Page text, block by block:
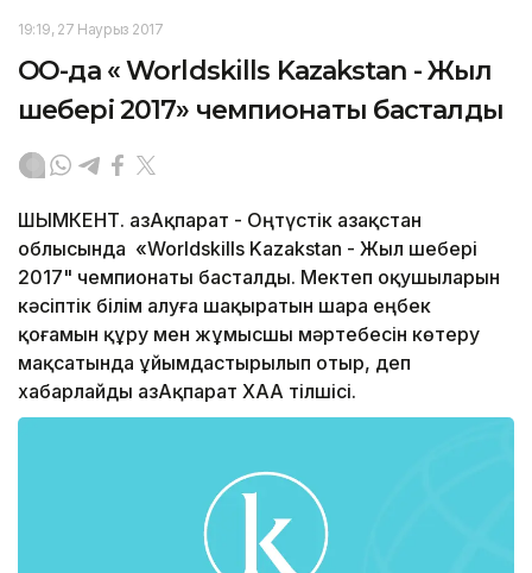
19:19, 27 Наурыз 2017
ОҚО-да « Worldskills Kazakstan - Жыл
шебері 2017» чемпионаты басталды
ШЫМКЕНТ. ҚазАқпарат - Оңтүстік Қазақстан
облысында «Worldskills Kazakstan - Жыл шебері
2017" чемпионаты басталды. Мектеп оқушыларын
кәсіптік білім алуға шақыратын шара еңбек
қоғамын құру мен жұмысшы мәртебесін көтеру
мақсатында ұйымдастырылып отыр, деп
хабарлайды ҚазАқпарат ХАА тілшісі.